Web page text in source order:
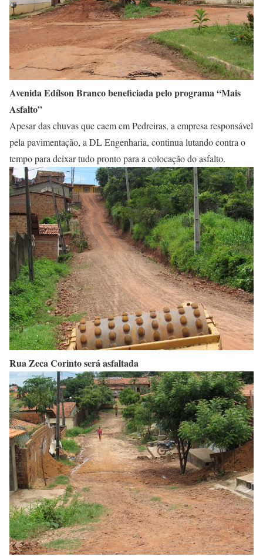
Avenida Edílson Branco beneficiada pelo programa “Mais
Asfalto”
Apesar das chuvas que caem em Pedreiras, a empresa responsável
pela pavimentação, a DL Engenharia, continua lutando contra o
tempo para deixar tudo pronto para a colocação do asfalto.
Rua Zeca Corinto será asfaltada